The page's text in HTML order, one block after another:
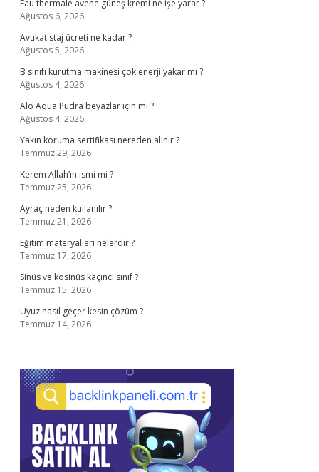
Eau thermale avene güneş kremi ne işe yarar ?
Ağustos 6, 2026
Avukat staj ücreti ne kadar ?
Ağustos 5, 2026
B sınıfı kurutma makinesi çok enerji yakar mı ?
Ağustos 4, 2026
Alo Aqua Pudra beyazlar için mi ?
Ağustos 4, 2026
Yakın koruma sertifikası nereden alınır ?
Temmuz 29, 2026
Kerem Allah’ın ismi mi ?
Temmuz 25, 2026
Ayraç neden kullanılır ?
Temmuz 21, 2026
Eğitim materyalleri nelerdir ?
Temmuz 17, 2026
Sinüs ve kosinüs kaçıncı sınıf ?
Temmuz 15, 2026
Uyuz nasıl geçer kesin çözüm ?
Temmuz 14, 2026